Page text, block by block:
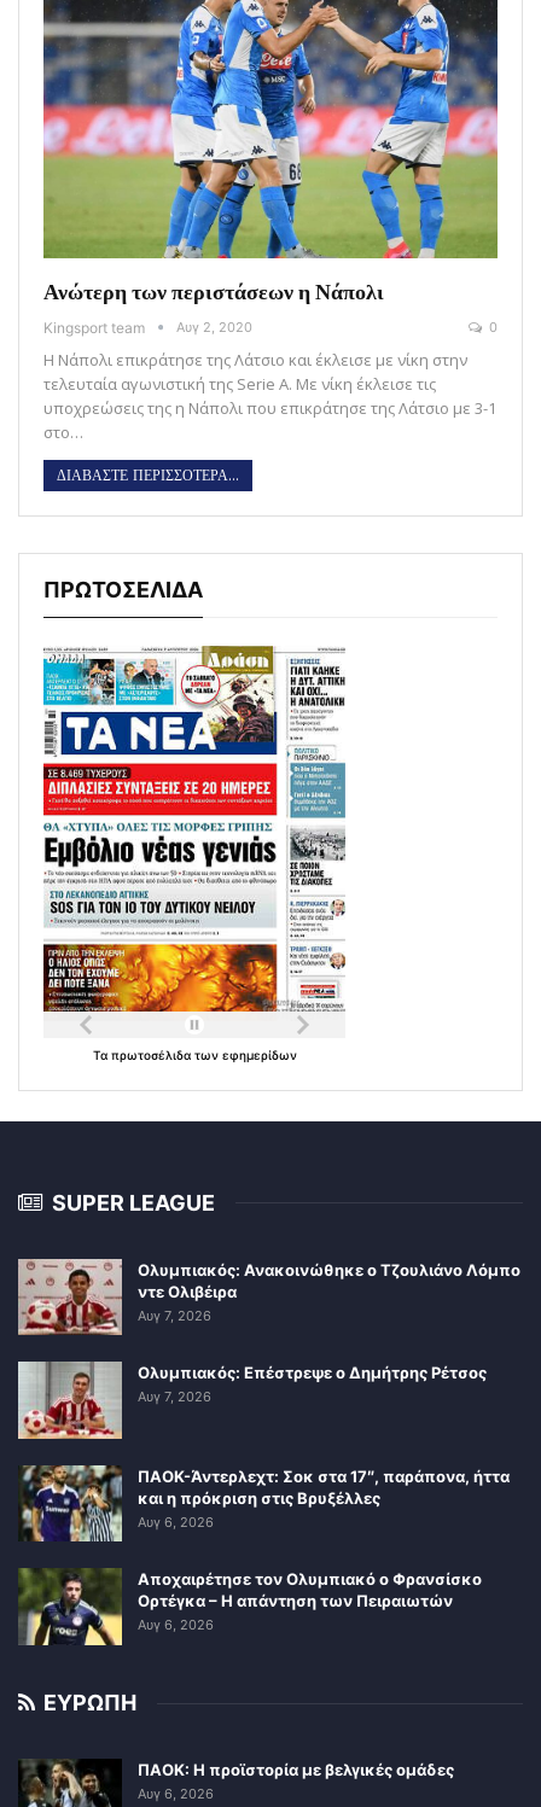
Ανώτερη των περιστάσεων η Νάπολι
Kingsport team Αυγ 2, 2020 0
Η Νάπολι επικράτησε της Λάτσιο και έκλεισε με νίκη στην
τελευταία αγωνιστική της Serie A. Με νίκη έκλεισε τις
υποχρεώσεις της η Νάπολι που επικράτησε της Λάτσιο με 3-1
στο…
ΔΙΑΒΑΣΤΕ ΠΕΡΙΣΣΟΤΕΡΑ...
ΠΡΩΤΟΣΕΛΙΔΑ
Τα πρωτοσέλιδα των εφημερίδων
SUPER LEAGUE
Ολυμπιακός: Ανακοινώθηκε ο Τζουλιάνο Λόμπο
ντε Ολιβέιρα
Αυγ 7, 2026
Ολυμπιακός: Επέστρεψε ο Δημήτρης Ρέτσος
Αυγ 7, 2026
ΠΑΟΚ-Άντερλεχτ: Σοκ στα 17″, παράπονα, ήττα
και η πρόκριση στις Βρυξέλλες
Αυγ 6, 2026
Αποχαιρέτησε τον Ολυμπιακό ο Φρανσίσκο
Ορτέγκα – Η απάντηση των Πειραιωτών
Αυγ 6, 2026
ΕΥΡΩΠΗ
ΠΑΟΚ: Η προϊστορία με βελγικές ομάδες
Αυγ 6, 2026